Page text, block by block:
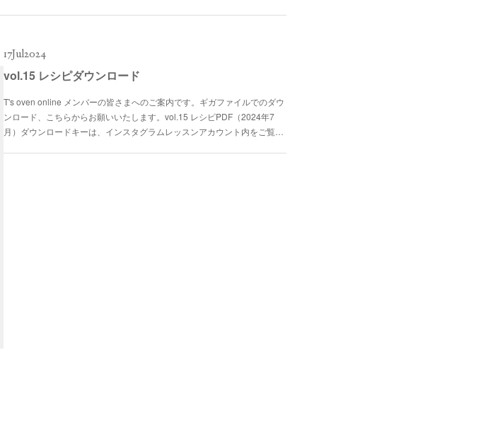
17Jul2024
vol.15 レシピダウンロード
T's oven online メンバーの皆さまへのご案内です。ギガファイルでのダウ
ンロード、こちらからお願いいたします。vol.15 レシピPDF（2024年7
月）ダウンロードキーは、インスタグラムレッスンアカウント内をご覧…